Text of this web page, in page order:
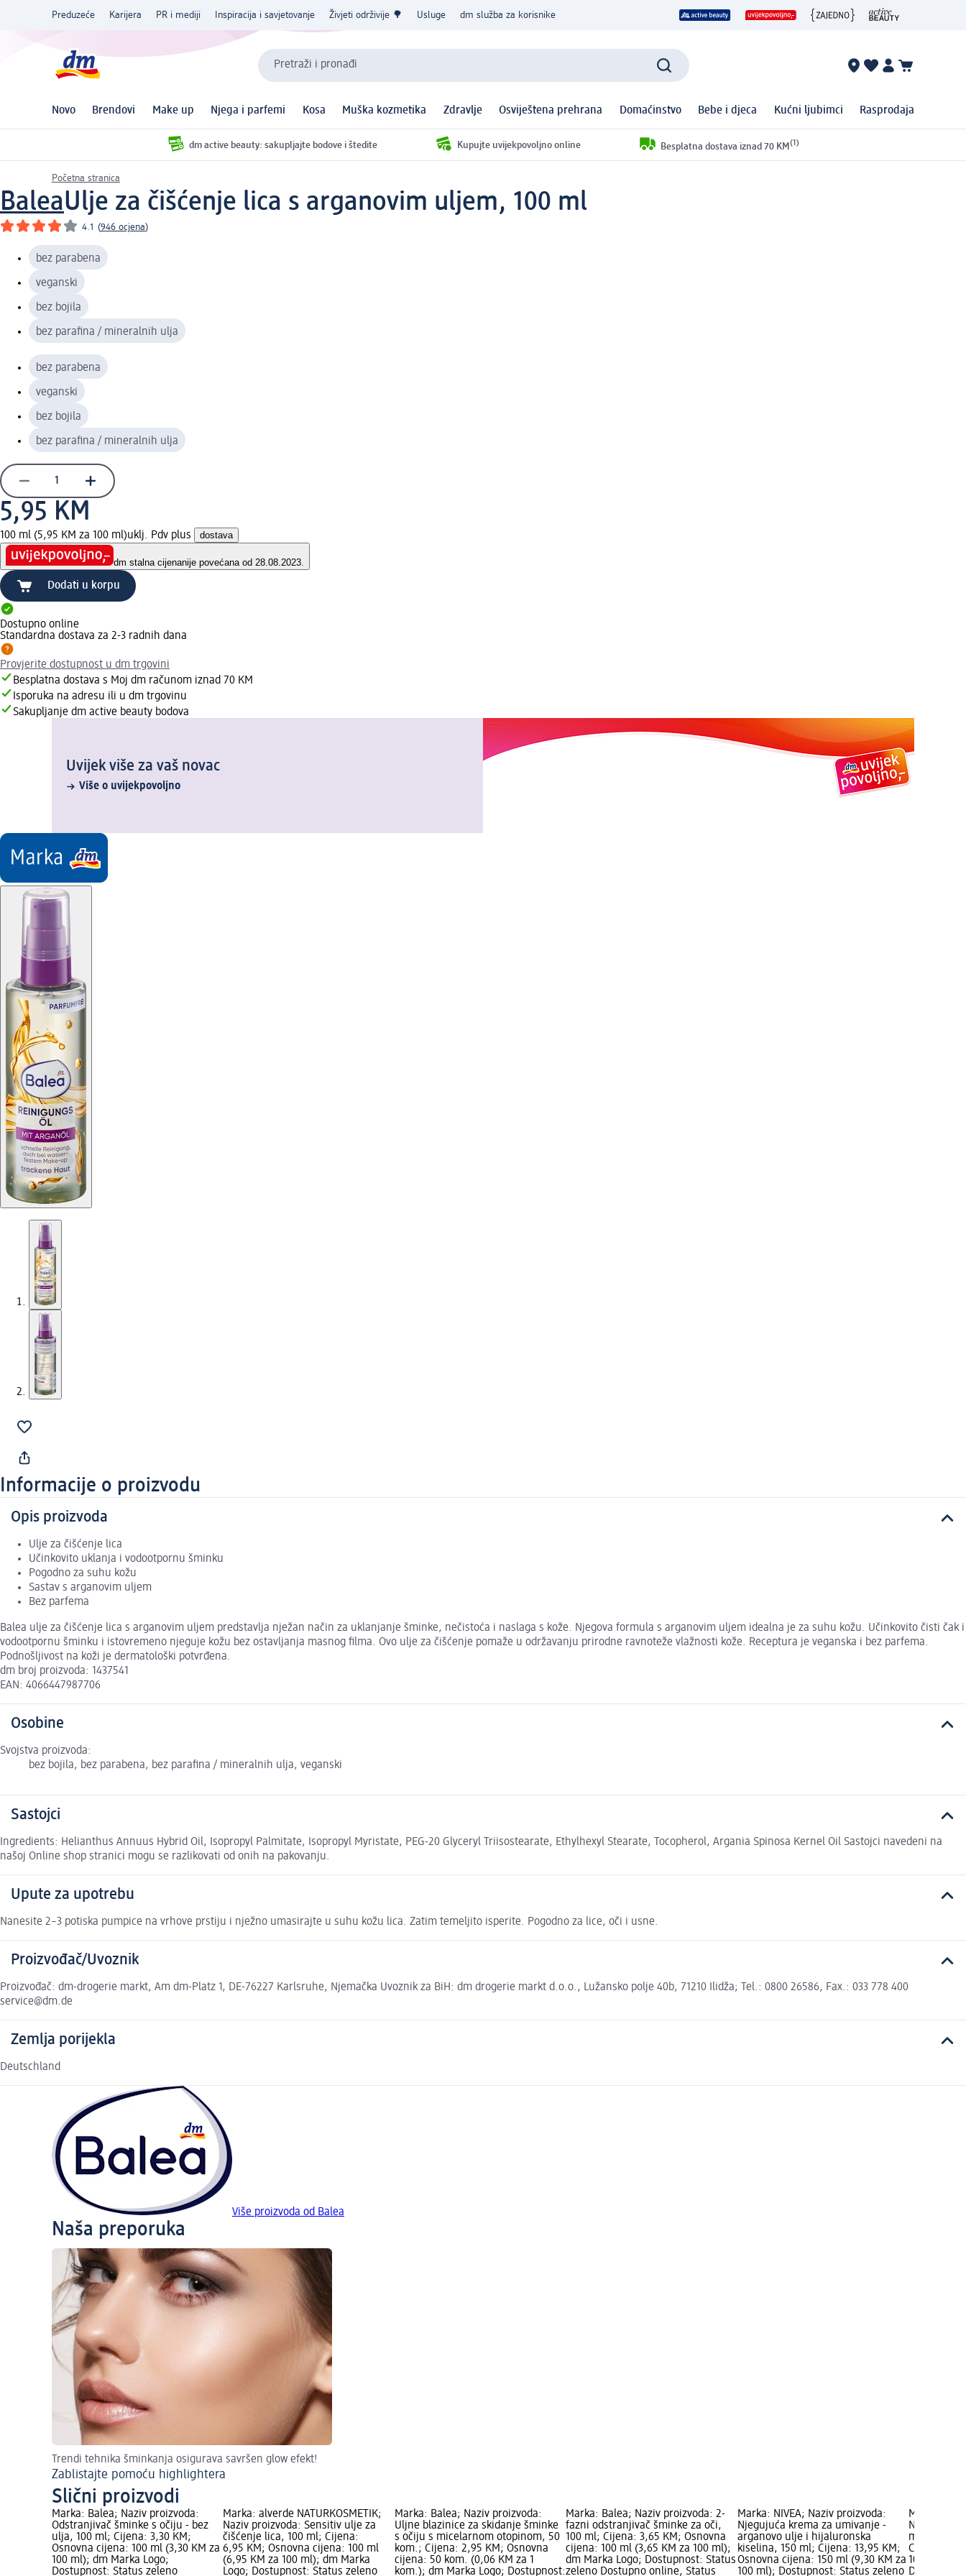
Preduzeće Karijera PR i mediji Inspiracija i savjetovanje Živjeti održivije 🌳 Usluge dm služba za korisnike
Pretraži i pronađi
Novo Brendovi Make up Njega i parfemi Kosa Muška kozmetika Zdravlje Osviještena prehrana Domaćinstvo Bebe i djeca Kućni ljubimci Rasprodaja
dm active beauty: sakupljajte bodove i štedite Kupujte uvijekpovoljno online Besplatna dostava iznad 70 KM (1)
Početna stranica
BaleaUlje za čišćenje lica s arganovim uljem, 100 ml
4.1 (946 ocjena)
bez parabena
veganski
bez bojila
bez parafina / mineralnih ulja
bez parabena
veganski
bez bojila
bez parafina / mineralnih ulja
5,95 KM
100 ml (5,95 KM za 100 ml)uklj. Pdv plus dostava
dm stalna cijenanije povećana od 28.08.2023.
Dodati u korpu
Dostupno online
Standardna dostava za 2-3 radnih dana
Provjerite dostupnost u dm trgovini
Besplatna dostava s Moj dm računom iznad 70 KM
Isporuka na adresu ili u dm trgovinu
Sakupljanje dm active beauty bodova
Uvijek više za vaš novac
Više o uvijekpovoljno
Informacije o proizvodu
Opis proizvoda
Ulje za čišćenje lica
Učinkovito uklanja i vodootpornu šminku
Pogodno za suhu kožu
Sastav s arganovim uljem
Bez parfema
Balea ulje za čišćenje lica s arganovim uljem predstavlja nježan način za uklanjanje šminke, nečistoća i naslaga s kože. Njegova formula s arganovim uljem idealna je za suhu kožu. Učinkovito čisti čak i
vodootpornu šminku i istovremeno njeguje kožu bez ostavljanja masnog filma. Ovo ulje za čišćenje pomaže u održavanju prirodne ravnoteže vlažnosti kože. Receptura je veganska i bez parfema.
Podnošljivost na koži je dermatološki potvrđena.
dm broj proizvoda: 1437541
EAN: 4066447987706
Osobine
Svojstva proizvoda:
bez bojila, bez parabena, bez parafina / mineralnih ulja, veganski
Sastojci
Ingredients: Helianthus Annuus Hybrid Oil, Isopropyl Palmitate, Isopropyl Myristate, PEG-20 Glyceryl Triisostearate, Ethylhexyl Stearate, Tocopherol, Argania Spinosa Kernel Oil Sastojci navedeni na
našoj Online shop stranici mogu se razlikovati od onih na pakovanju.
Upute za upotrebu
Nanesite 2–3 potiska pumpice na vrhove prstiju i nježno umasirajte u suhu kožu lica. Zatim temeljito isperite. Pogodno za lice, oči i usne.
Proizvođač/Uvoznik
Proizvođač: dm-drogerie markt, Am dm-Platz 1, DE-76227 Karlsruhe, Njemačka Uvoznik za BiH: dm drogerie markt d.o.o., Lužansko polje 40b, 71210 Ilidža; Tel.: 0800 26586, Fax.: 033 778 400
service@dm.de
Zemlja porijekla
Deutschland
Više proizvoda od Balea
Naša preporuka
Trendi tehnika šminkanja osigurava savršen glow efekt!
Zablistajte pomoću highlightera
Slični proizvodi
Marka: Balea; Naziv proizvoda:
Odstranjivač šminke s očiju - bez
ulja, 100 ml; Cijena: 3,30 KM;
Osnovna cijena: 100 ml (3,30 KM za
100 ml); dm Marka Logo;
Dostupnost: Status zeleno
Marka: alverde NATURKOSMETIK;
Naziv proizvoda: Sensitiv ulje za
čišćenje lica, 100 ml; Cijena:
6,95 KM; Osnovna cijena: 100 ml
(6,95 KM za 100 ml); dm Marka
Logo; Dostupnost: Status zeleno
Marka: Balea; Naziv proizvoda:
Uljne blazinice za skidanje šminke
s očiju s micelarnom otopinom, 50
kom.; Cijena: 2,95 KM; Osnovna
cijena: 50 kom. (0,06 KM za 1
kom.); dm Marka Logo; Dostupnost:
Marka: Balea; Naziv proizvoda: 2-
fazni odstranjivač šminke za oči,
100 ml; Cijena: 3,65 KM; Osnovna
cijena: 100 ml (3,65 KM za 100 ml);
dm Marka Logo; Dostupnost: Status
zeleno Dostupno online, Status
Marka: NIVEA; Naziv proizvoda:
Njegujuća krema za umivanje -
arganovo ulje i hijaluronska
kiselina, 150 ml; Cijena: 13,95 KM;
Osnovna cijena: 150 ml (9,30 KM za
100 ml); Dostupnost: Status zeleno
Marka:
Naziv
micelarna
Cijena:
100 ml